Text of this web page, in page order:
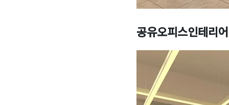
공유오피스인테리